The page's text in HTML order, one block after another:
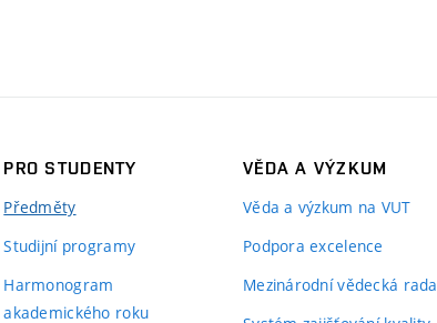
PRO STUDENTY
Předměty
Studijní programy
Harmonogram
akademického roku
VĚDA A VÝZKUM
Věda a výzkum na VUT
Podpora excelence
Mezinárodní vědecká rada